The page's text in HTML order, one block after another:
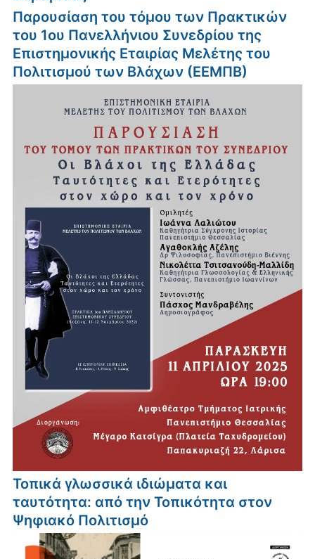
Παρουσίαση του τόμου των Πρακτικών
του 1ου Πανελλήνιου Συνεδρίου της
Επιστημονικής Εταιρίας Μελέτης του
Πολιτισμού των Βλάχων (ΕΕΜΠΒ)
Τοπικά γλωσσικά ιδιώματα και
ταυτότητα: από την Τοπικότητα στον
Ψηφιακό Πολιτισμό